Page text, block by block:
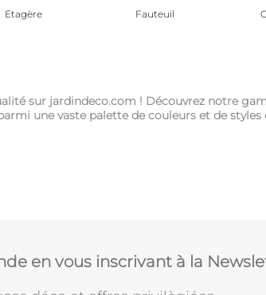
Etagère Fauteuil
sur jardindeco.com ! Découvrez notre
une vaste palette de couleurs et de
en vous inscrivant à la